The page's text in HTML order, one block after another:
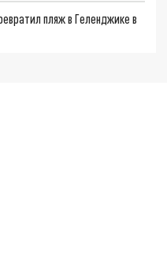
пляж в Геленджике в